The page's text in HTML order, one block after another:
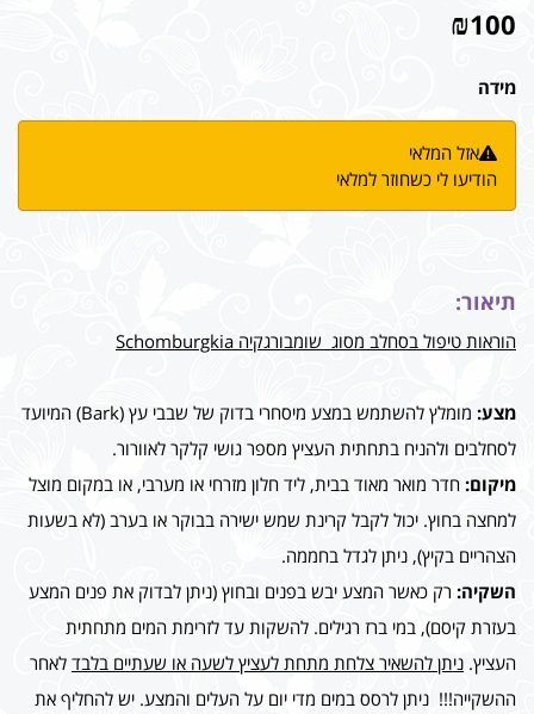
₪100
מידה
אזל המלאי
הודיעו לי כשחוזר למלאי
תיאור:
הוראות טיפול בסחלב מסוג שומבורגקיה Schomburgkia
מצע:
מומלץ להשתמש במצע מיסחרי בדוק של שבבי עץ (Bark) המיועד
לסחלבים ולהניח בתחתית העציץ מספר גושי קלקר לאוורור.
מיקום: חדר מואר מאוד בבית, ליד חלון מזרחי או מערבי, או במקום מוצל
למחצה בחוץ. יכול לקבל קרינת שמש ישירה בבוקר או בערב (לא בשעות
הצהריים בקיץ), ניתן לגדל בחממה.
השקיה: רק כאשר המצע יבש בפנים ובחוץ (ניתן לבדוק את פנים המצע
בעזרת קיסם), במי ברז רגילים. להשקות עד לזרימת המים מתחתית
העציץ. ניתן להשאיר צלחת מתחת לעציץ לשעה או שעתיים בלבד לאחר
ההשקייה!!! ניתן לרסס במים מדי יום על העלים והמצע. יש להחליף את